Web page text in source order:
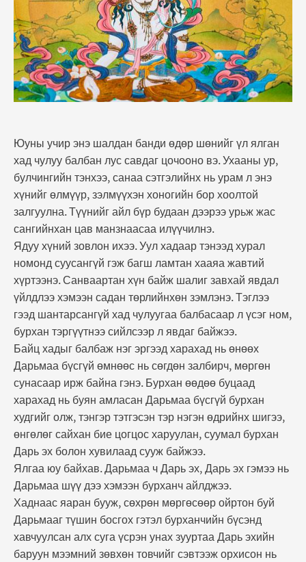
Юуны учир энэ шалдан банди өдөр шөнийг үл ялган
хад чулуу балбан лус савдаг цочооно вэ. Ухааны ур,
булчингийн тэнхээ, санаа сэтгэлийнх нь урам л энэ
хүнийг өлмүүр, зэлмүүхэн хоногийн бор хоолтой
залгуулна. Түүнийг айл бүр будаан дээрээ урьж жас
сангийнхан цав манзнаасаа илүүчилнэ.
Ядуу хүний зовлон ихээ. Уул хадаар тэнээд хурал
номонд суусангүй гэж багш ламтан хааяа жавтий
хүртээнэ. Санваартан хүн байж шалиг завхай явдал
үйлдлээ хэмээн садан төрлийнхөн зэмлэнэ. Тэглээ
гээд шантарсангүй хад чулуугаа балбасаар л үсэг ном,
бурхан тэргүүтнээ сийлсээр л явдаг байжээ.
Байц хадыг балбаж нэг эргээд харахад нь өнөөх
Дарьмаа бүсгүй өмнөөс нь сөгдөн залбирч, мөргөн
сунасаар ирж байна гэнэ.Бурхан өөдөө буцаад
харахад нь буян амласан Дарьмаа бүсгүй бурхан
худгийг олж, тэнгэр тэтгэсэн тэр нэгэн өдрийнх шигээ,
өнгөлөг сайхан бие цогцос харуулан, суумал бурхан
Дарь эх болон хувилаад сууж байжээ.
Ялгаа юу байхав. Дарьмаа ч Дарь эх, Дарь эх гэмээ нь
Дарьмаа шүү дээ хэмээн бурханч айлджээ.
Хаднаас яаран бууж, сөхрөн мөргөсөөр ойртон буй
Дарьмааг түшин босгох гэтэл бурханчийн бүсэнд
хавчуулсан алх суга үсрэн унах зууртаа Дарь эхийн
баруун мээмний зөвхөн товчийг сэвтээж орхисон нь